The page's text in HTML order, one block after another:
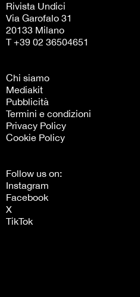
Rivista Undici
Via Garofalo 31
20133 Milano
T +39 02 36504651
Chi siamo
Mediakit
Pubblicità
Termini e condizioni
Privacy Policy
Cookie Policy
Follow us on:
Instagram
Facebook
X
TikTok